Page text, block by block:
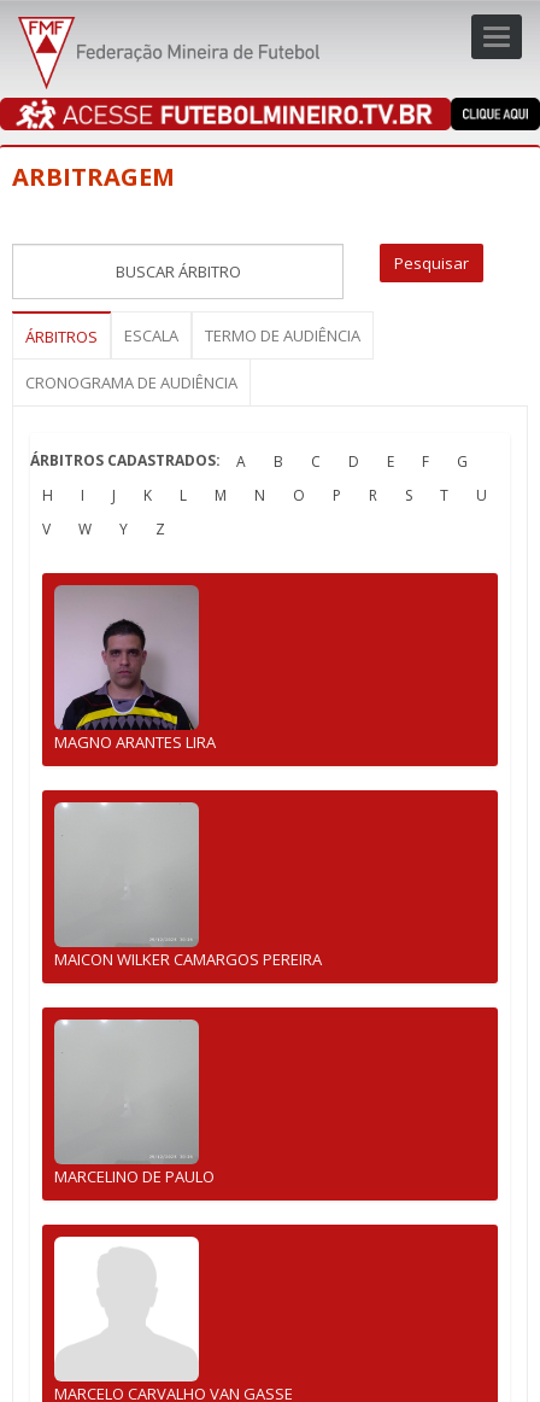
ARBITRAGEM
ÁRBITROS ESCALA TERMO DE AUDIÊNCIA
CRONOGRAMA DE AUDIÊNCIA
ÁRBITROS CADASTRADOS: A B C D E F
G
H
I J K L M N O P R S T
U
V
W Y Z
MAGNO ARANTES LIRA
MAICON WILKER CAMARGOS PEREIRA
MARCELINO DE PAULO
MARCELO CARVALHO VAN GASSE